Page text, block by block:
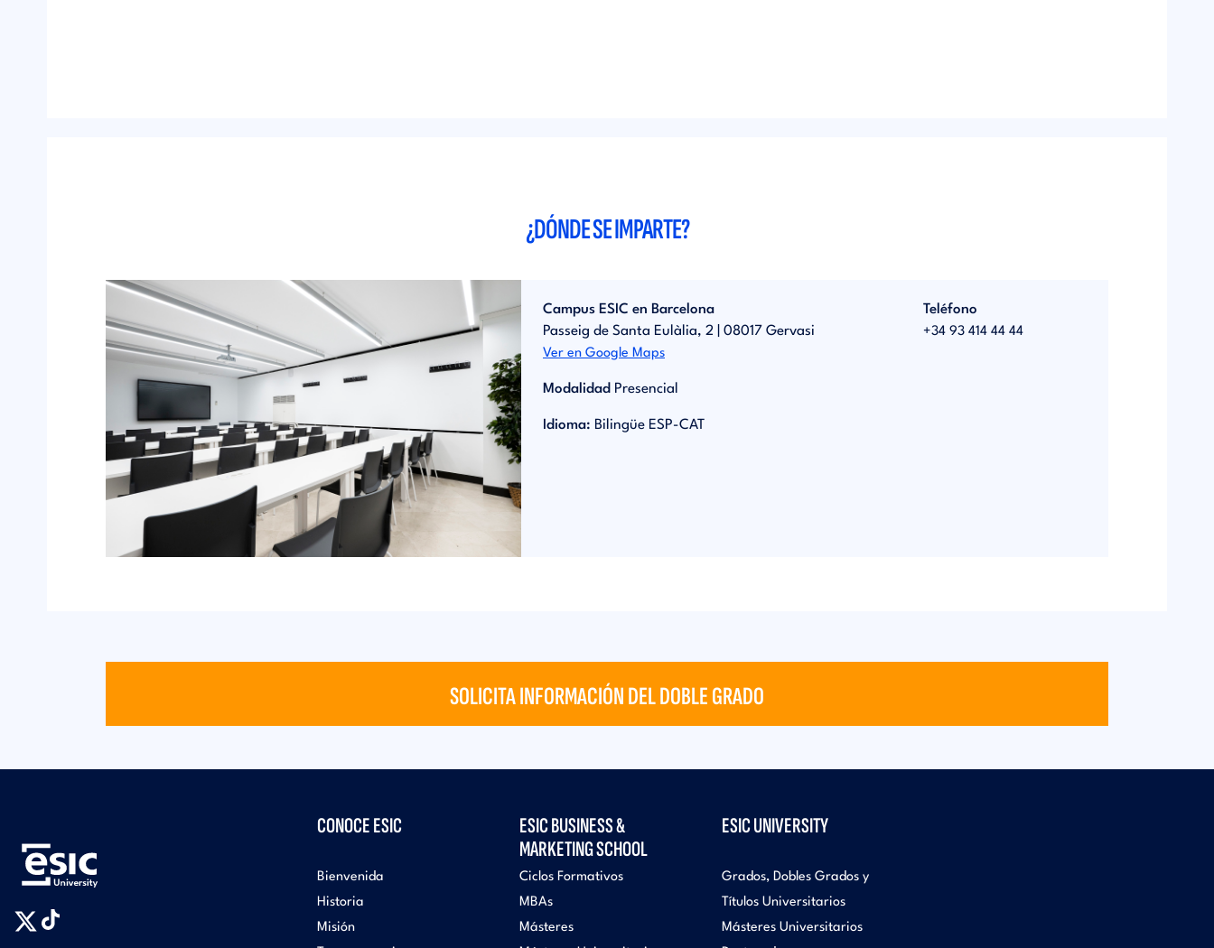
¿DÓNDE SE IMPARTE?
Campus ESIC en Barcelona
Passeig de Santa Eulàlia, 2 | 08017 Gervasi
Ver en Google Maps
Teléfono
+34 93 414 44 44
Modalidad Presencial
Idioma: Bilingüe ESP-CAT
SOLICITA INFORMACIÓN DEL DOBLE GRADO
CONOCE ESIC
Bienvenida
Historia
Misión
ESIC BUSINESS &
MARKETING SCHOOL
Ciclos Formativos
MBAs
Másteres
ESIC UNIVERSITY
Grados, Dobles Grados y
Títulos Universitarios
Másteres Universitarios